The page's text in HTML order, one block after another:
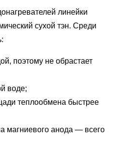
линейки
сухой тэн. Среди
поэтому не обрастает
воде;
теплообмена быстрее
магниевого анода — всего